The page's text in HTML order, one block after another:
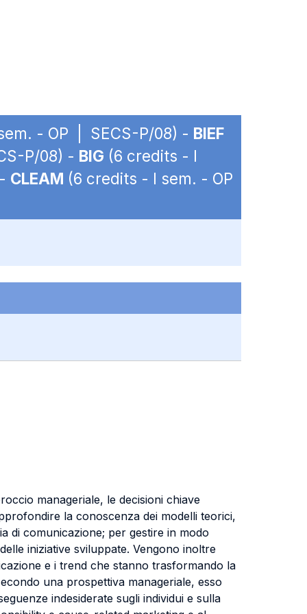
- OP | SECS-P/08) - BIEF
P/08) - BIG (6 credits - I
CLEAM (6 credits - I sem. - OP
manageriale, le decisioni chiave
la conoscenza dei modelli teorici,
di comunicazione; per gestire in modo
iniziative sviluppate. Vengono inoltre
e i trend che stanno trasformando la
una prospettiva manageriale, esso
indesiderate sugli individui e sulla